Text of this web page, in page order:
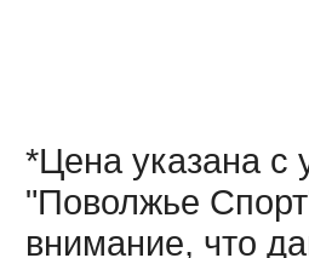
*Цена указана с
"Поволжье
внимание, что